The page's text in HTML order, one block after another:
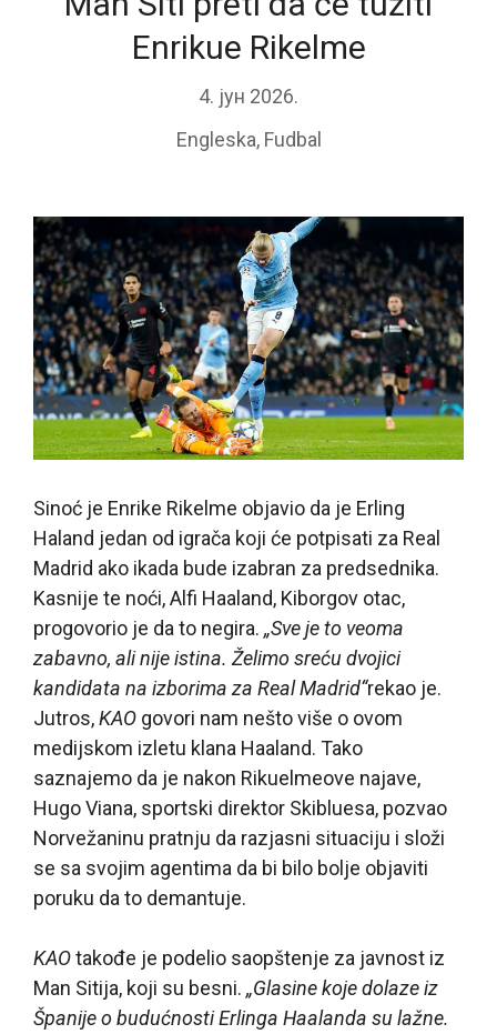
Enrikue Rikelme
4. јун 2026.
Engleska, Fudbal
Sinoć je Enrike Rikelme objavio da je Erling
Haland jedan od igrača koji će potpisati za Real
Madrid ako ikada bude izabran za predsednika.
Kasnije te noći, Alfi Haaland, Kiborgov otac,
progovorio je da to negira. „Sve je to veoma
zabavno, ali nije istina. Želimo sreću dvojici
kandidata na izborima za Real Madrid“rekao je.
Jutros,KAO govori nam nešto više o ovom
medijskom izletu klana Haaland. Tako
saznajemo da je nakon Rikuelmeove najave,
Hugo Viana, sportski direktor Skibluesa, pozvao
Norvežaninu pratnju da razjasni situaciju i složi
se sa svojim agentima da bi bilo bolje objaviti
poruku da to demantuje.
KAOtakođe je podelio saopštenje za javnost iz
Man Sitija, koji su besni. „Glasine koje dolaze iz
Španije o budućnosti Erlinga Haalanda su lažne.